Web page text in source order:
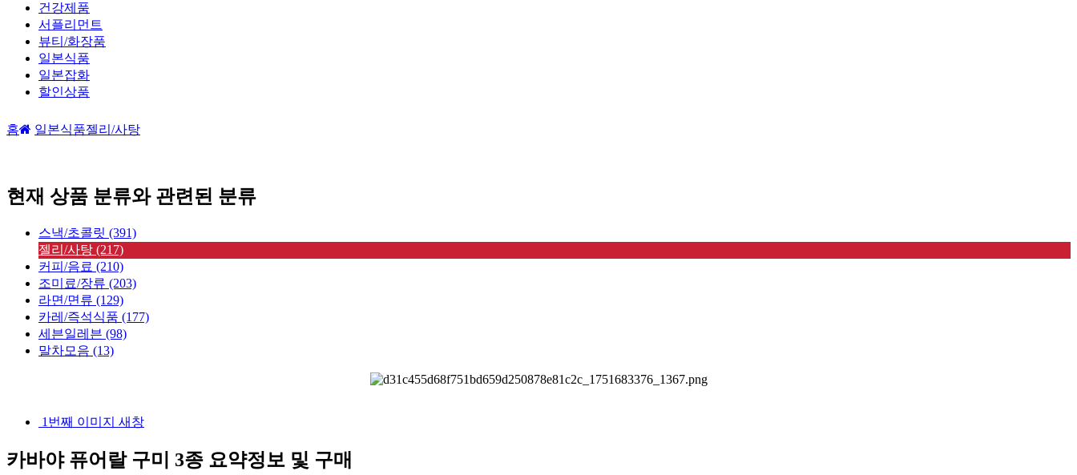
건강제품
서플리먼트
뷰티/화장품
일본식품
일본잡화
할인상품
홈 일본식품젤리/사탕
현재 상품 분류와 관련된 분류
스낵/초콜릿 (391)
젤리/사탕 (217)
커피/음료 (210)
조미료/장류 (203)
라면/면류 (129)
카레/즉석식품 (177)
세븐일레븐 (98)
말차모음 (13)
1번째 이미지 새창
카바야 퓨어랄 구미 3종 요약정보 및 구매